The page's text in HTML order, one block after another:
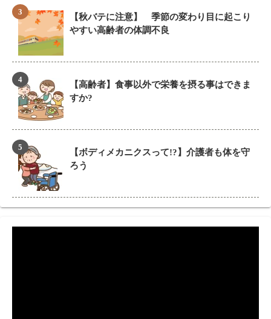
【秋バテに注意】 季節の変わり目に起こり
やすい高齢者の体調不良
【高齢者】食事以外で栄養を摂る事はできま
すか?
【ボディメカニクスって!?】介護者も体を守
ろう